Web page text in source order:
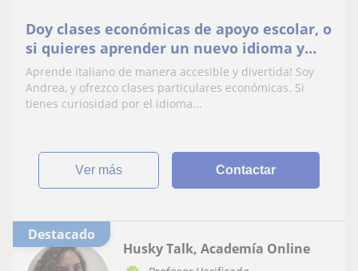
Doy clases económicas de apoyo escolar, o
si quieres aprender un nuevo idioma y
sientes curiosidad por el italiano...
Contáctame!
Aprende italiano de manera accesible y divertida! Soy
Andrea, y ofrezco clases particulares económicas. Si
tienes curiosidad por el idioma...
ver más Contactar
Destacado
Husky Talk, Academía Online